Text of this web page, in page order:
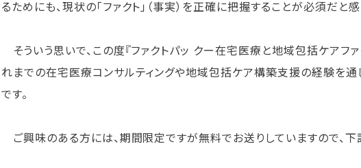
るためにも、現状の「ファクト」（事実）を正確に把握することが必須だと感
そういう思いで、この度『ファクトパッ クー在宅医療と地域包括ケアフ
れまでの在宅医療コンサルティングや地域包括ケア構築支援の経験を通
です。
ご興味のある方には、期間限定ですが無料でお送りしていますので、下